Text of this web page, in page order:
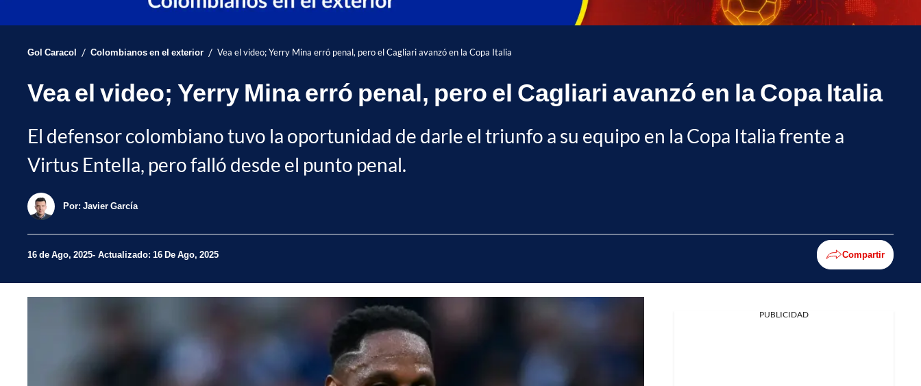
Gol Caracol / Colombianos en el exterior / Vea el video; Yerry Mina erró penal, pero el Cagliari avanzó en la Copa Italia
Vea el video; Yerry Mina erró penal, pero el Cagliari avanzó en la Copa Italia
El defensor colombiano tuvo la oportunidad de darle el triunfo a su equipo en la Copa Italia frente a
Virtus Entella, pero falló desde el punto penal.
Por: Javier García
16 de Ago, 2025 Actualizado: 16 De Ago, 2025 Compartir
PUBLICIDAD